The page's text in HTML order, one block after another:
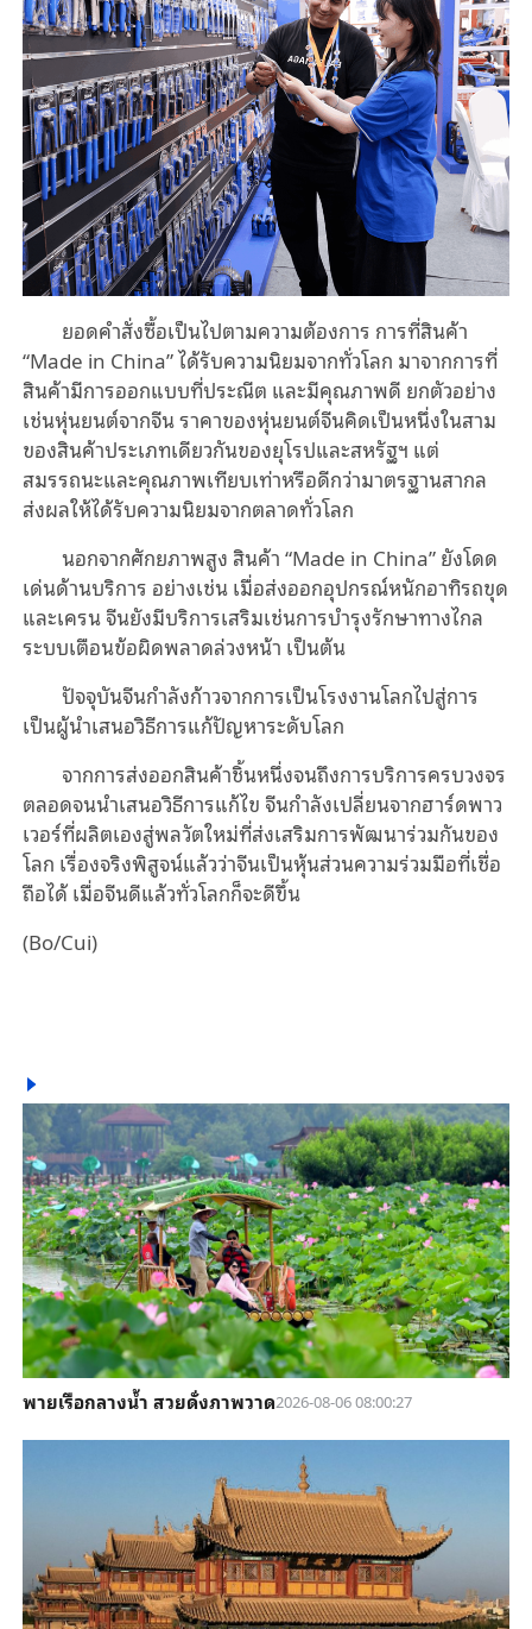
ยอดคำสั่งซื้อเป็นไปตามความต้องการ การที่สินค้า
“Made in China” ได้รับความนิยมจากทั่วโลก มาจากการที่
สินค้ามีการออกแบบที่ประณีต และมีคุณภาพดี ยกตัวอย่าง
เช่นหุ่นยนต์จากจีน ราคาของหุ่นยนต์จีนคิดเป็นหนึ่งในสาม
ของสินค้าประเภทเดียวกันของยุโรปและสหรัฐฯ แต่
สมรรถนะและคุณภาพเทียบเท่าหรือดีกว่ามาตรฐานสากล
ส่งผลให้ได้รับความนิยมจากตลาดทั่วโลก
นอกจากศักยภาพสูง สินค้า “Made in China” ยังโดด
เด่นด้านบริการ อย่างเช่น เมื่อส่งออกอุปกรณ์หนักอาทิรถขุด
และเครน จีนยังมีบริการเสริมเช่นการบำรุงรักษาทางไกล
ระบบเตือนข้อผิดพลาดล่วงหน้า เป็นต้น
ปัจจุบันจีนกำลังก้าวจากการเป็นโรงงานโลกไปสู่การ
เป็นผู้นำเสนอวิธีการแก้ปัญหาระดับโลก
จากการส่งออกสินค้าชิ้นหนึ่งจนถึงการบริการครบวงจร
ตลอดจนนำเสนอวิธีการแก้ไข จีนกำลังเปลี่ยนจากฮาร์ดพาว
เวอร์ที่ผลิตเองสู่พลวัตใหม่ที่ส่งเสริมการพัฒนาร่วมกันของ
โลก เรื่องจริงพิสูจน์แล้วว่าจีนเป็นหุ้นส่วนความร่วมมือที่เชื่อ
ถือได้ เมื่อจีนดีแล้วทั่วโลกก็จะดีขึ้น
(Bo/Cui)
พายเรือกลางน้ำ สวยดั่งภาพวาด2026-08-06 08:00:27